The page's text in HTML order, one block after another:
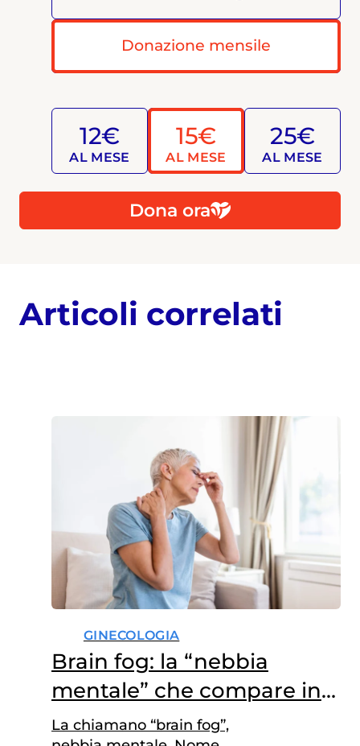
Donazione mensile
12€
AL MESE
15€
AL MESE
25€
AL MESE
Dona ora
Articoli correlati
GINECOLOGIA
Brain fog: la “nebbia
mentale” che compare in
menopausa
La chiamano “brain fog”,